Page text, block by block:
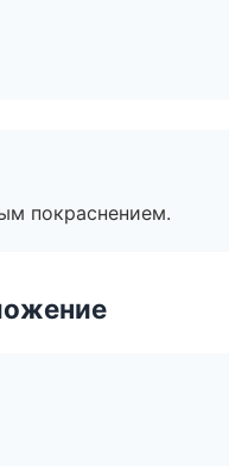
покраснением.